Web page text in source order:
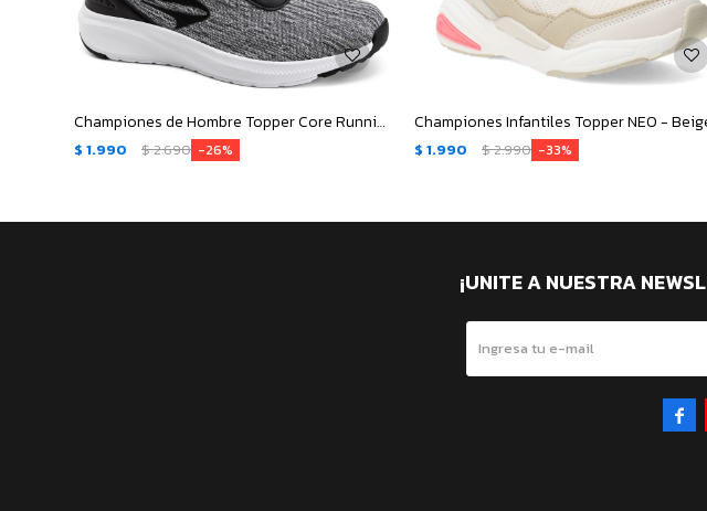
Championes de Hombre Topper Core Running - Negro - Blanco
$ 1.990 $2.690 26 $ 1.990 $2.990 33
¡UNITE A NUESTRA
